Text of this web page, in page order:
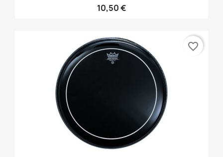
10,50 €
favorite_border